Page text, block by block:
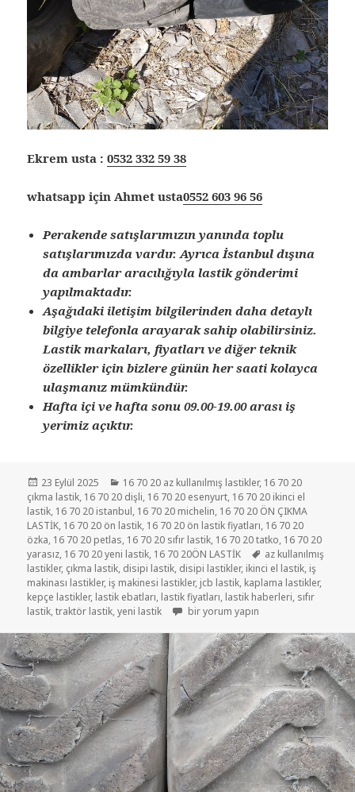
Ekrem usta :0532 332 59 38
whatsapp için Ahmet usta0552 603 96 56
Perakende satışlarımızın yanında toplu
satışlarımızda vardır. Ayrıca İstanbul dışına
da ambarlar aracılığıyla lastik gönderimi
yapılmaktadır.
Aşağıdaki iletişim bilgilerinden daha detaylı
bilgiye telefonla arayarak sahip olabilirsiniz.
Lastik markaları, fiyatları ve diğer teknik
özellikler için bizlere günün her saati kolayca
ulaşmanız mümkündür.
Hafta içi ve hafta sonu 09.00-19.00 arası iş
yerimiz açıktır.
Yayın
tarihi
23 Eylül 2025 Kategoriler
16 70 20 az kullanılmış lastikler, 16 70 20
çıkma lastik, 16 70 20 dişli, 16 70 20 esenyurt, 16 70 20 ikinci el
lastik, 16 70 20 istanbul, 16 70 20 michelin, 16 70 20 ÖN ÇIKMA
LASTİK, 16 70 20 ön lastik, 16 70 20 ön lastik fiyatları, 16 70 20
özka, 16 70 20 petlas, 16 70 20 sıfır lastik, 16 70 20 tatko, 16 70 20
yarasız, 16 70 20 yeni lastik, 16 70 20ÖN LASTİK Etiketler
az kullanılmış
lastikler, çıkma lastik, disipi lastik, disipi lastikler, ikinci el lastik, iş
makinası lastikler, iş makinesi lastikler, jcb lastik, kaplama lastikler,
kepçe lastikler, lastik ebatları, lastik fiyatları, lastik haberleri, sıfır
lastik,traktör lastik,yeni lastik 405-70-20 DİSİPİ LASTİKLER için
bir yorum yapın